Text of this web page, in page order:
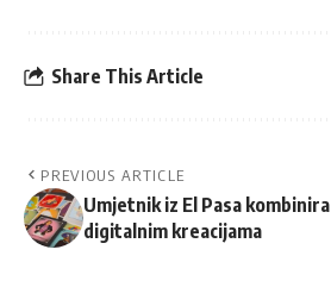
Share This Article
PREVIOUS ARTICLE
Umjetnik iz El Pasa
digitalnim kreacijama